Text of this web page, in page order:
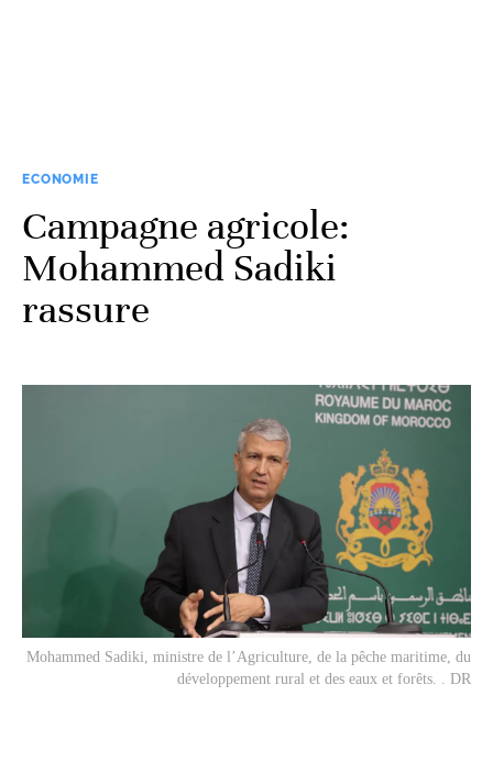
ECONOMIE
Campagne agricole:
Mohammed Sadiki
rassure
Mohammed Sadiki, ministre de l’Agriculture, de la pêche maritime, du
développement rural et des eaux et forêts. . DR